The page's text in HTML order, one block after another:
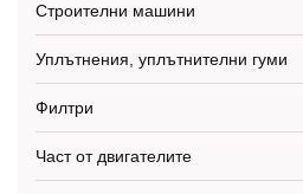
Строителни машини
Уплътнения, уплътнителни гуми
Филтри
Част от двигателите